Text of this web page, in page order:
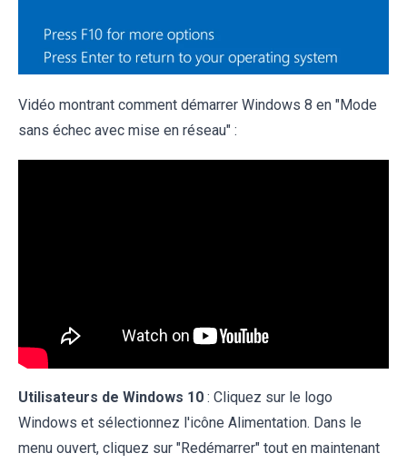
Vidéo montrant comment démarrer Windows 8 en "Mode
sans échec avec mise en réseau" :
Utilisateurs de Windows 10 : Cliquez sur le logo
Windows et sélectionnez l'icône Alimentation. Dans le
menu ouvert, cliquez sur "Redémarrer" tout en maintenant